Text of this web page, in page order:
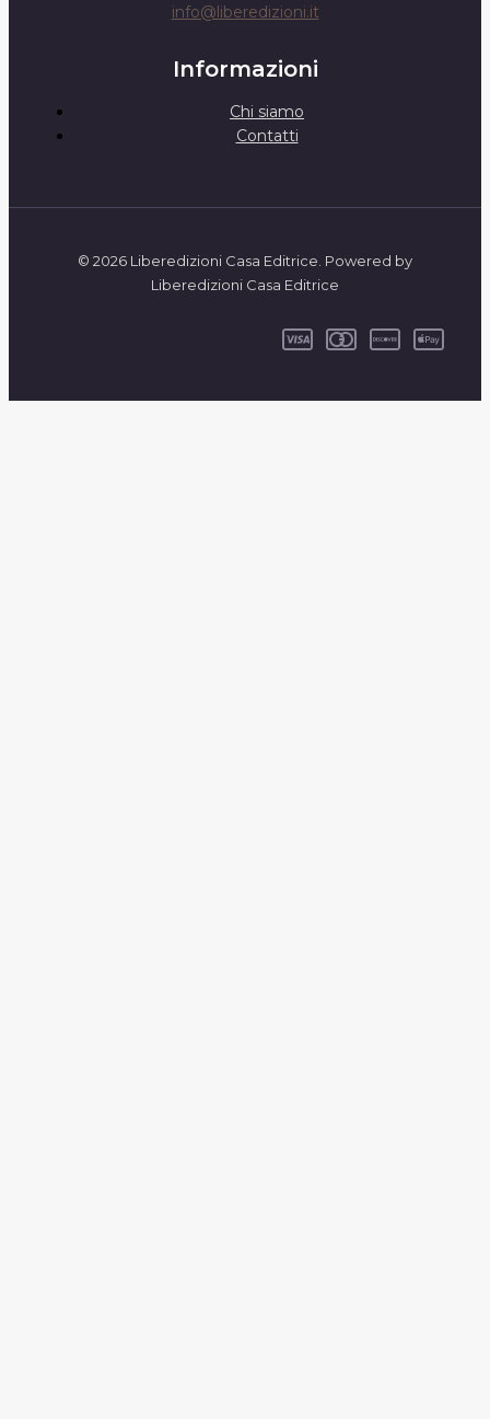
info@liberedizioni.it
Informazioni
Chi siamo
Contatti
© 2026 Liberedizioni Casa Editrice. Powered by
Liberedizioni Casa Editrice